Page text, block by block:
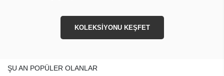
KOLEKSİYONU KEŞFET
ŞU AN POPÜLER OLANLAR